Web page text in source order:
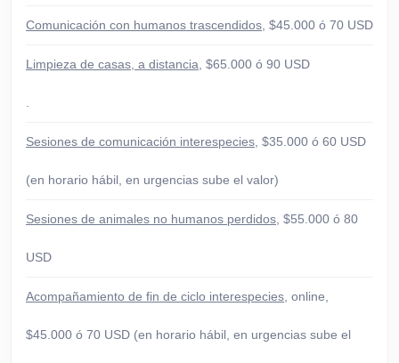
Comunicación con humanos trascendidos , $45.000 ó 70 USD
Limpieza de casas, a distancia , $65.000 ó 90 USD
Sesiones de comunicación interespecies , $35.000 ó 60 USD
(en horario hábil, en urgencias sube el valor)
Sesiones de animales no humanos perdidos , $55.000 ó 80
USD
Acompañamiento de fin de ciclo interespecies , online,
$45.000 ó 70 USD (en horario hábil, en urgencias sube el